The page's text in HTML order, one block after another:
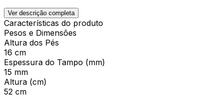
Ver descrição completa
Características do produto
Pesos e Dimensões
Altura dos Pés
16 cm
Espessura do Tampo (mm)
15 mm
Altura (cm)
52 cm